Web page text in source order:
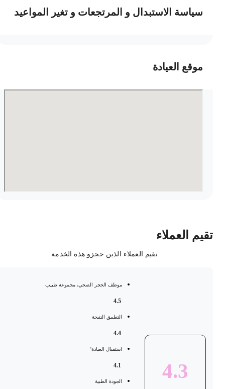
سياسة الاستبدال و المرتجعات و تغير المواعيد
موقع العيادة
العملاء
تقيم العملاء الذين حجزو هذة الخدمة
4.3
موظف الحجر الصحي، مجموعة طبيب
التطبيق النتيجة
استقبال العيادة'
الجودة الطبية